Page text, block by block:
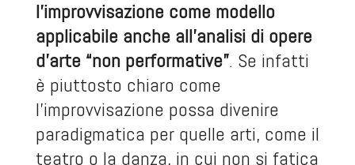
l’improvvisazione come modello
applicabile anche all’analisi di opere
d’arte “non performative”. Se infatti
è piuttosto chiaro come
l’improvvisazione possa divenire
paradigmatica per quelle arti, come il
teatro o la danza, in cui non si fatica